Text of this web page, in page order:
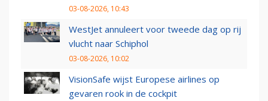
03-08-2026, 10:43
WestJet annuleert voor tweede dag op rij
vlucht naar Schiphol
03-08-2026, 10:02
VisionSafe wijst Europese airlines op
gevaren rook in de cockpit